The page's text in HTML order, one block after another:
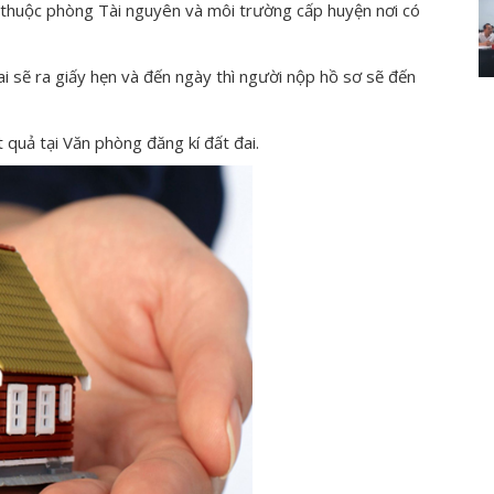
phòng Tài nguyên và môi trường cấp huyện nơi có
ra giấy hẹn và đến ngày thì người nộp hồ sơ sẽ đến
tại Văn phòng đăng kí đất đai.